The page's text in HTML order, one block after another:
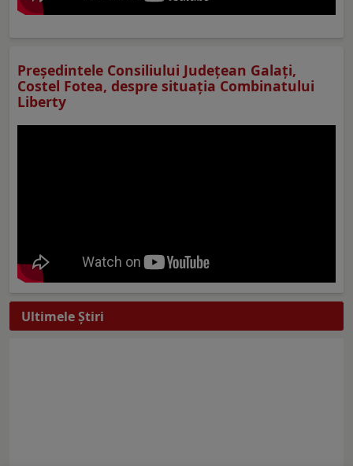
Preşedintele Consiliului Judeţean Galaţi,
Costel Fotea, despre situaţia Combinatului
Liberty
Ultimele Ştiri